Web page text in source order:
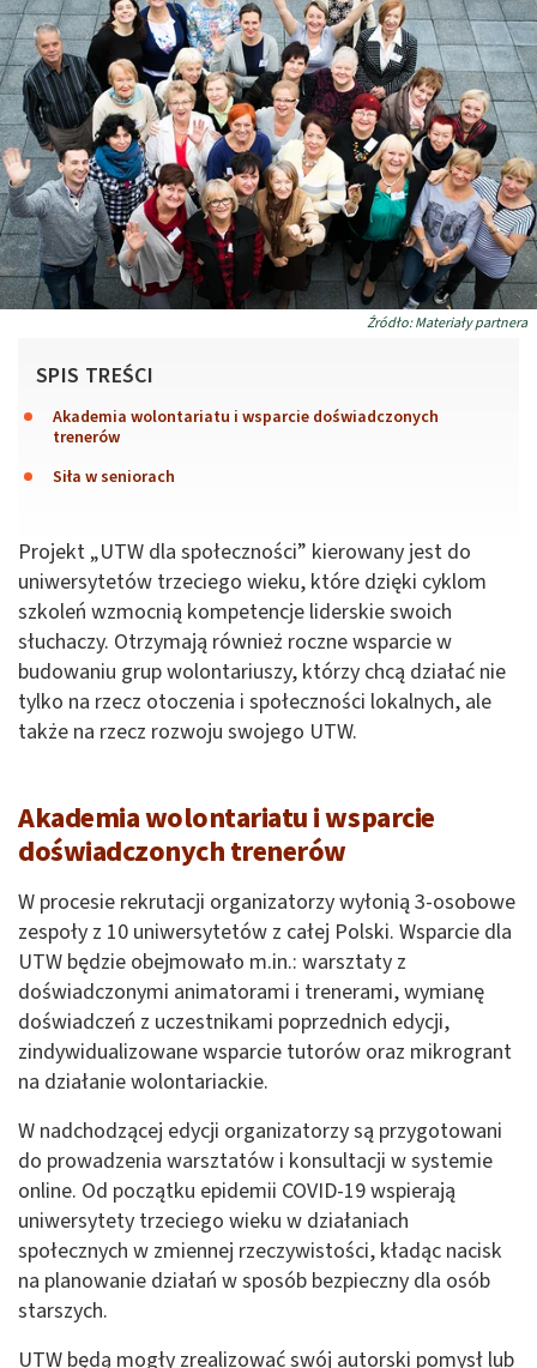
Źródło: Materiały partnera
SPIS TREŚCI
Akademia wolontariatu i wsparcie doświadczonych
trenerów
Siła w seniorach
Projekt „UTW dla społeczności” kierowany jest do
uniwersytetów trzeciego wieku, które dzięki cyklom
szkoleń wzmocnią kompetencje liderskie swoich
słuchaczy. Otrzymają również roczne wsparcie w
budowaniu grup wolontariuszy, którzy chcą działać nie
tylko na rzecz otoczenia i społeczności lokalnych, ale
także na rzecz rozwoju swojego UTW.
Akademia wolontariatu i wsparcie
doświadczonych trenerów
W procesie rekrutacji organizatorzy wyłonią 3-osobowe
zespoły z 10 uniwersytetów z całej Polski. Wsparcie dla
UTW będzie obejmowało m.in.: warsztaty z
doświadczonymi animatorami i trenerami, wymianę
doświadczeń z uczestnikami poprzednich edycji,
zindywidualizowane wsparcie tutorów oraz mikrogrant
na działanie wolontariackie.
W nadchodzącej edycji organizatorzy są przygotowani
do prowadzenia warsztatów i konsultacji w systemie
online. Od początku epidemii COVID-19 wspierają
uniwersytety trzeciego wieku w działaniach
społecznych w zmiennej rzeczywistości, kładąc nacisk
na planowanie działań w sposób bezpieczny dla osób
starszych.
UTW będą mogły zrealizować swój autorski pomysł lub